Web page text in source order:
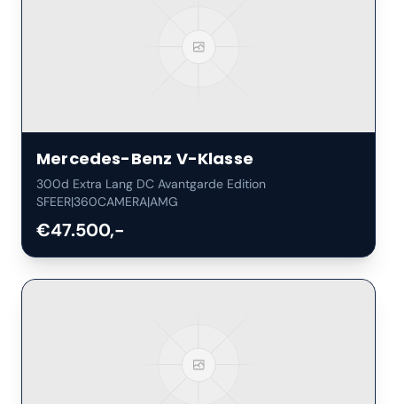
Mercedes-Benz V-Klasse
300d Extra Lang DC Avantgarde Edition
SFEER|360CAMERA|AMG
€47.500,-